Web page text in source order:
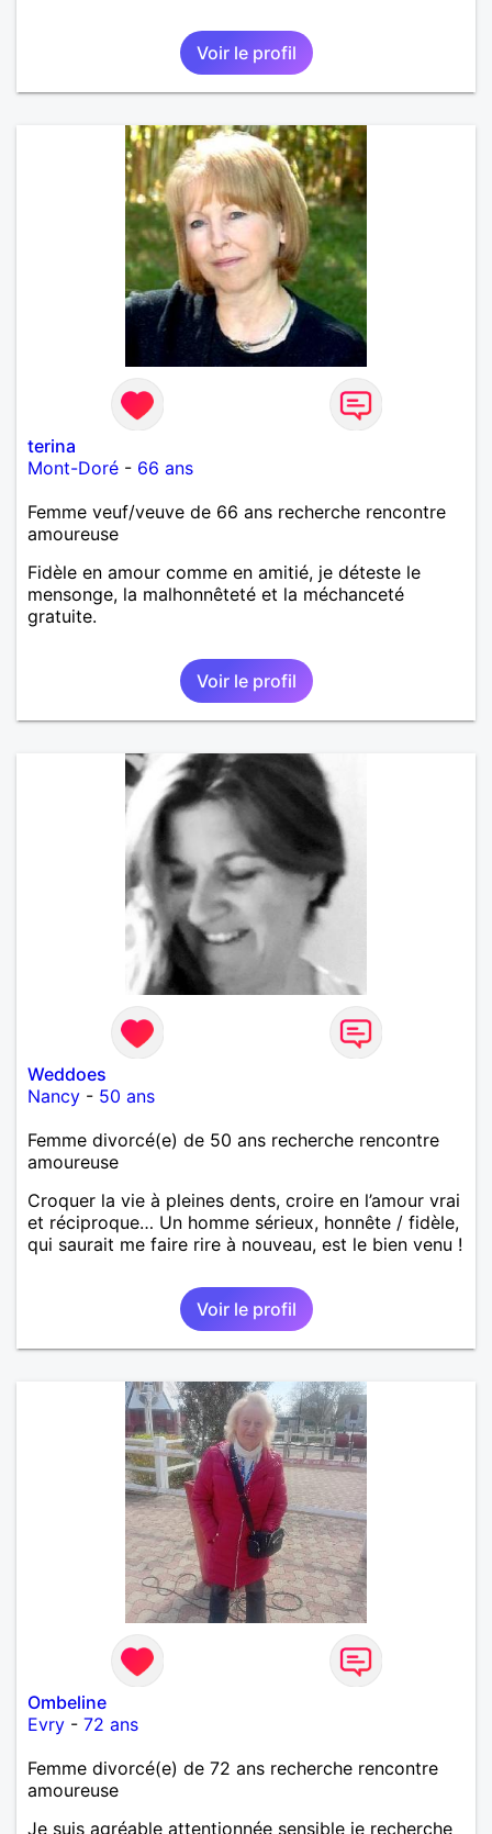
Voir le profil
terina
Mont-Doré - 66 ans
Femme veuf/veuve de 66 ans recherche rencontre
amoureuse
Fidèle en amour comme en amitié, je déteste le
mensonge, la malhonnêteté et la méchanceté
gratuite.
Voir le profil
Weddoes
Nancy - 50 ans
Femme divorcé(e) de 50 ans recherche rencontre
amoureuse
Croquer la vie à pleines dents, croire en l’amour vrai
et réciproque… Un homme sérieux, honnête / fidèle,
qui saurait me faire rire à nouveau, est le bien venu !
Voir le profil
Ombeline
Evry - 72 ans
Femme divorcé(e) de 72 ans recherche rencontre
amoureuse
Je suis agréable attentionnée sensible je recherche